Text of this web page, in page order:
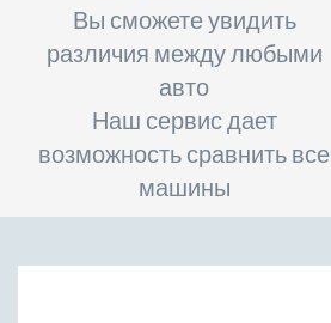
Вы сможете увидить
различия между любыми
авто
Наш сервис дает
возможность сравнить все
машины